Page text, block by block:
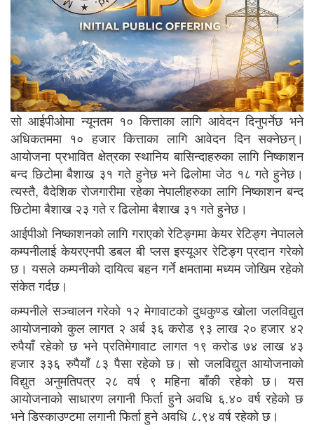
सो आईपीओमा न्यूनतम १० कित्ताका लागि आवेदन दिनुपर्नेछ भने
अधिकतममा १० हजार कित्ताका लागि आवेदन दिन सक्नेछन्।
आयोजना प्रभावित क्षेत्रका स्थानिय बासिन्दाहरुका लागि निष्काशन
बन्द छिटोमा बैशाख ३१ गते हुनेछ भने ढिलोमा जेठ १८ गते हुनेछ।
त्यस्तै, वैदेशिक रोजगारीमा रहेका नेपालीहरुका लागि निष्काशन बन्द
छिटोमा बैशाख २३ गते र ढिलोमा बैशाख ३१ गते हुनेछ।
आईपीओ निष्काशनको लागि गराएको रेटिङ्गमा केयर रेटिङ्ग नेपालले
कम्पनीलाई केयरएनपी डबल बी प्लस इस्यूअर रेटिङ्ग प्रदान गरेको
छ। यसले कम्पनीको दायित्व बहन गर्ने क्षमतामा मध्यम जोखिम रहेको
संकेत गर्दछ।
कम्पनीले सञ्चालन गरेको १२ मेगावाटको दुधकुण्ड खोला जलविद्युत
आयोजनाको कुल लागत २ अर्ब ३६ करोड ९३ लाख २० हजार ४२
रुपैयाँ रहेको छ भने प्रतिमेगावाट लागत १९ करोड ७४ लाख ४३
हजार ३३६ रुपैयाँ ८३ पैसा रहेको छ। सो जलविद्युत आयोजनाको
विद्युत अनुमतिपत्र २८ वर्ष ९ महिना बाँकी रहेको छ। यस
आयोजनाको साधारण लगानी फिर्ता हुने अवधि ६.४० वर्ष रहेको छ
भने डिस्काउण्टमा लगानी फिर्ता हुने अवधि ८.९४ वर्ष रहेको छ।